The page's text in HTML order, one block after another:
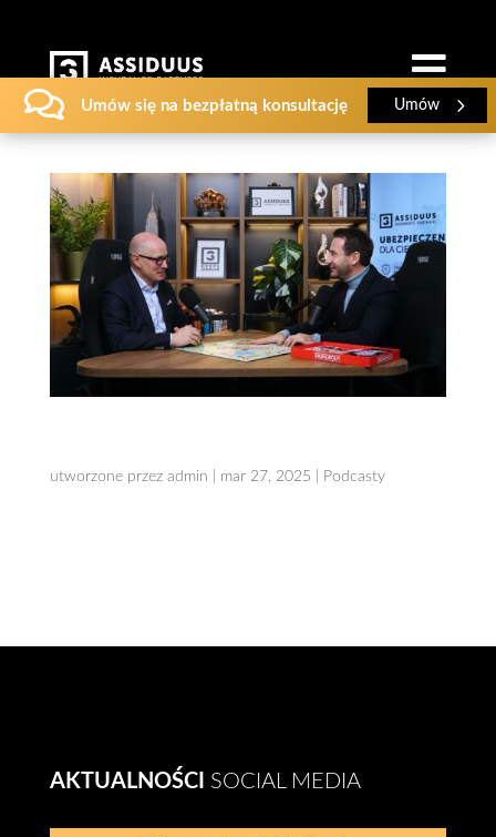

 Umów się na bezpłatną konsultację Umów
utworzone przez admin mar 27, 2025 Podcasty
AKTUALNOŚCI SOCIAL MEDIA